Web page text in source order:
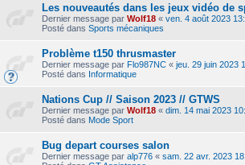
Les nouveautés dans les jeux vidéo de
Dernier message par Wolf18 « ven. 4 août 2023
Posté dans Sports mécaniques
Problème t150 thrusmaster
Dernier message par Flo987NC « jeu. 29 juin 2023
Posté dans Informatique
Nations Cup // Saison 2023 // GTWS
Dernier message par Wolf18 « dim. 14 mai 2023
Posté dans Mode Sport
Bug depart courses salon
Dernier message par alp776 « sam. 22 avr. 2023